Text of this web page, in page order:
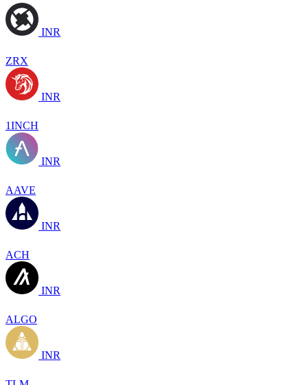
INR
ZRX
INR
1INCH
INR
AAVE
INR
ACH
INR
ALGO
INR